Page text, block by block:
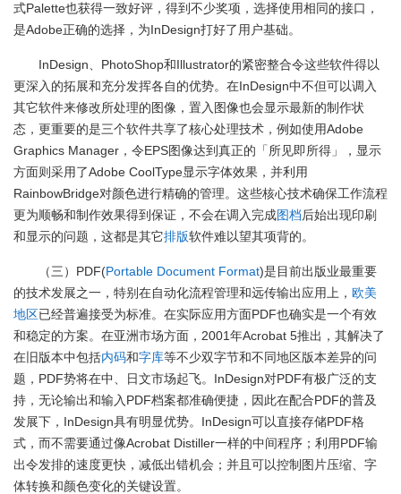
式Palette也获得一致好评，得到不少奖项，选择使用相同的接口，
是Adobe正确的选择，为InDesign打好了用户基础。
InDesign、PhotoShop和Illustrator的紧密整合令这些软件得以
更深入的拓展和充分发挥各自的优势。在InDesign中不但可以调入
其它软件来修改所处理的图像，置入图像也会显示最新的制作状
态，更重要的是三个软件共享了核心处理技术，例如使用Adobe
Graphics Manager，令EPS图像达到真正的「所见即所得」，显示
方面则采用了Adobe CoolType显示字体效果，并利用
RainbowBridge对颜色进行精确的管理。这些核心技术确保工作流程
更为顺畅和制作效果得到保证，不会在调入完成图档后始出现印刷
和显示的问题，这都是其它排版软件难以望其项背的。
（三）PDF(Portable Document Format)是目前出版业最重要
的技术发展之一，特别在自动化流程管理和远传输出应用上， 欧美
地区已经普遍接受为标准。在实际应用方面PDF也确实是一个有效
和稳定的方案。在亚洲市场方面，2001年Acrobat 5推出，其解决了
在旧版本中包括内码和字库等不少双字节和不同地区版本差异的问
题，PDF势将在中、日文市场起飞。InDesign对PDF有极广泛的支
持，无论输出和输入PDF档案都准确便捷，因此在配合PDF的普及
发展下，InDesign具有明显优势。InDesign可以直接存储PDF格
式，而不需要通过像Acrobat Distiller一样的中间程序；利用PDF输
出令发排的速度更快，减低出错机会；并且可以控制图片压缩、字
体转换和颜色变化的关键设置。